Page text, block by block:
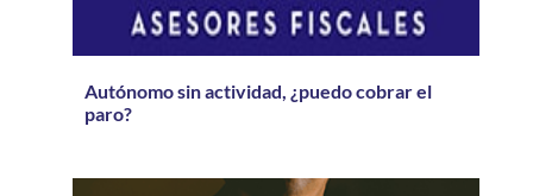
Autónomo sin actividad, ¿puedo cobrar el
paro?